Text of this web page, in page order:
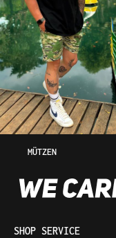
MÜTZEN
SHOP SERVICE